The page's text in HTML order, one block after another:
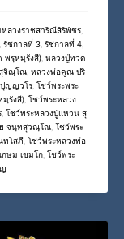
หลวงราชสาริณีสิริพัชร,
, รัชกาลที่ 3, รัชกาลที่ 4,
พรฺหมฺรังสี), หลวงปู่ทวด
จิณฺโณ, หลวงพ่อคูณ ปริ
ปุญญวโร, โชว์พระพระ
มฺรังสี), โชว์พระหลวง
, โชว์พระหลวงปู่แหวน สุ
ย จนฺทสุวณฺโณ, โชว์พระ
ทโสภี, โชว์พระหลวงพ่อ
กษม เขมโก, โชว์พระ